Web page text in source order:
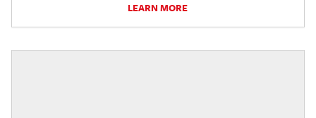
LEARN MORE